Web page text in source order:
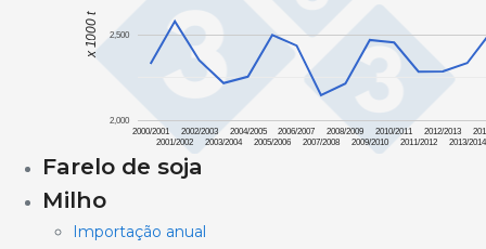
2000/2001
2001/2002
2002/2003
2003/2004
2004/2005
2005/2006
2006/2007
2007/2008
2008/2009
2009/2010
2010/2011
2011/2012
2012/2013
2013/2014
2,000
2,500
x 1000 t
Farelo de soja
Milho
Importação anual